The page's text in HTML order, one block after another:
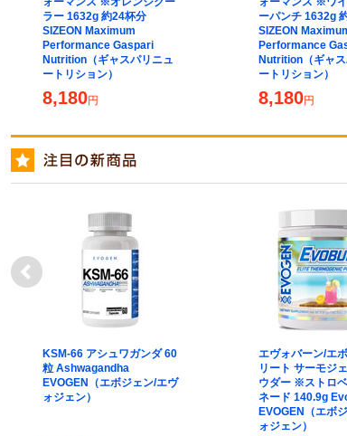
ラー 1632g 約24杯分
SIZEON Maximum
Performance Gaspari
Nutrition（ギャスパリニュ
ートリション）
8,180円
ーパンチ 1632g
SIZEON
Performance
Nutrition（ギャ
ートリション）
8,180円
KSM-66 アシュワガンダ 60
粒 Ashwagandha
EVOGEN（エボジェン/エヴ
ォジェン）
エヴォバーン/エ
リート サーモジ
ウダー ※ストロ
ネード 140.9g
EVOGEN（エボ
ォジェン）